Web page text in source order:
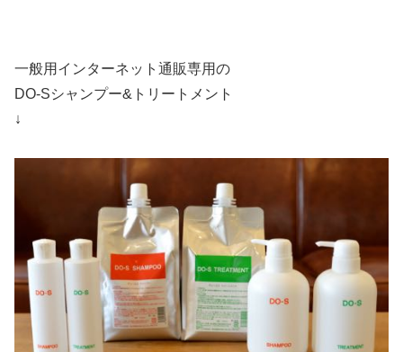
一般用インターネット通販専用の
DO-Sシャンプー&トリートメント
↓